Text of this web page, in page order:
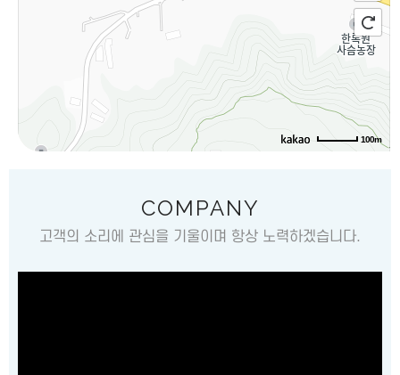
100m
COMPANY
고객의 소리에 관심을 기울이며 항상 노력하겠습니다.